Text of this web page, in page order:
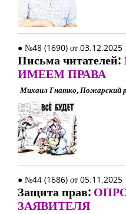
● №48 (1690) от 03.12.2025
Письма читателей:
ИМЕЕМ ПРАВА
Михаил Гнатко, Пожарский
● №44 (1686) от 05.11.2025
Защита прав:
ЗАЯВИТЕЛЯ